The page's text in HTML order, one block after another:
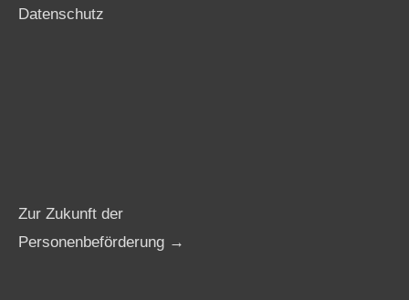
Datenschutz
Zur Zukunft der
Personenbeförderung →